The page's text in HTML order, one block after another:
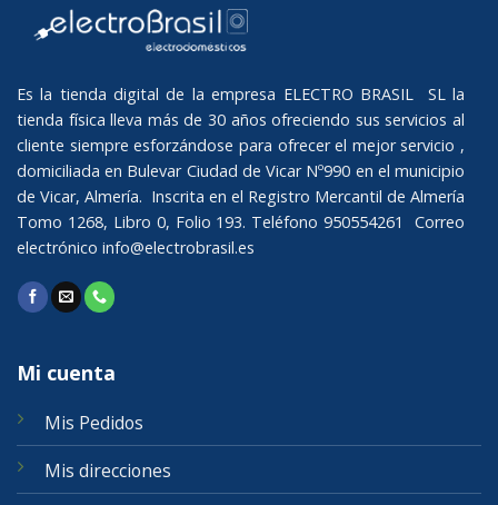
Es la tienda digital de la empresa ELECTRO BRASIL SL la
tienda física lleva más de 30 años ofreciendo sus servicios al
cliente siempre esforzándose para ofrecer el mejor servicio ,
domiciliada en Bulevar Ciudad de Vicar Nº990 en el municipio
de Vicar, Almería. Inscrita en el Registro Mercantil de Almería
Tomo 1268, Libro 0, Folio 193. Teléfono 950554261 Correo
electrónico info@electrobrasil.es
Mi cuenta
Mis Pedidos
Mis direcciones